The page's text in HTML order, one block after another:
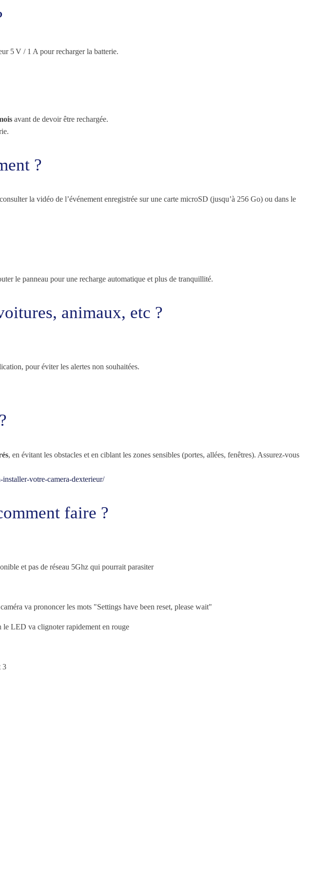
5 V / 1 A pour recharger la batterie.
avant de devoir être rechargée.
?
la vidéo de l’événement enregistrée sur une carte microSD (jusqu’à 256 Go) ou dans le
le panneau pour une recharge automatique et plus de tranquillité.
animaux, etc ?
pour éviter les alertes non souhaitées.
, en évitant les obstacles et en ciblant les zones sensibles (portes, allées, fenêtres). Assurez-vous
votre-camera-dexterieur/
faire ?
et pas de réseau 5Ghz qui pourrait parasiter
va prononcer les mots "Settings have been reset, please wait"
le LED va clignoter rapidement en rouge
3